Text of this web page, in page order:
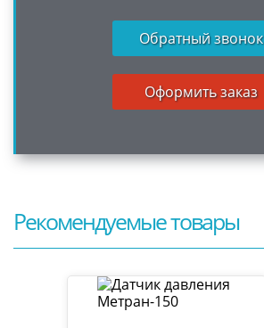
Обратный звонок
Оформить заказ
Рекомендуемые товары